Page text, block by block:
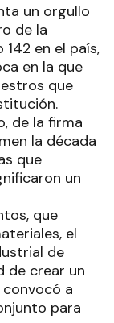
un orgullo
de la
en el país,
en la que
que
de la firma
la década
que
un
que
el
de
de crear un
a
para